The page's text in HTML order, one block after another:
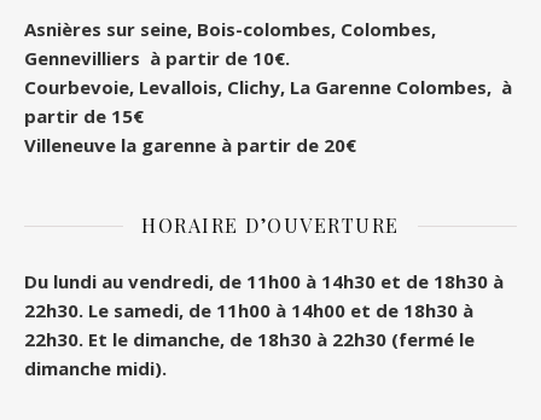
Asnières sur seine, Bois-colombes, Colombes,
Gennevilliers à partir de 10€.
Courbevoie, Levallois, Clichy, La Garenne Colombes, à
partir de 15€
Villeneuve la garenne à partir de 20€
HORAIRE D’OUVERTURE
Du lundi au vendredi, de 11h00 à 14h30 et de 18h30 à
22h30. Le samedi, de 11h00 à 14h00 et de 18h30 à
22h30. Et le dimanche, de 18h30 à 22h30 (fermé le
dimanche midi).